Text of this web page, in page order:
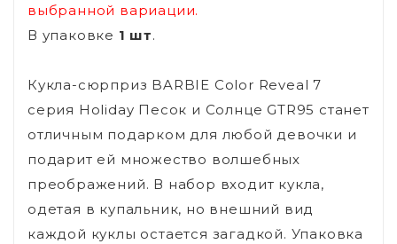
выбранной вариации.
В упаковке 1 шт.
Кукла-сюрприз BARBIE Color Reveal 7
серия Holiday Песок и Солнце GTR95 станет
отличным подарком для любой девочки и
подарит ей множество волшебных
преображений. В набор входит кукла,
одетая в купальник, но внешний вид
каждой куклы остается загадкой. Упаковка